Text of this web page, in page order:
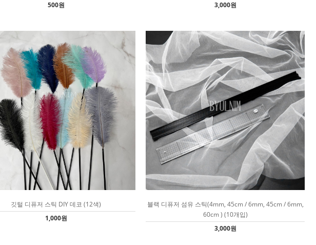
500원
3,000원
깃털 디퓨저 스틱 DIY 데코 (12색)
1,000원
블랙 디퓨저 섬유 스틱(4mm, 45cm / 6mm, 45cm / 6mm,
60cm ) (10개입)
3,000원